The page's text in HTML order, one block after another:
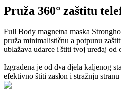
Pruža 360° zaštitu
Full Body magnetna maska
pruža minimalističnu a potpunu
ublažava udarce i štiti tvoj uređaj od
Izgrađena je od dva djela kaljenog
efektivno štiti zaslon i stražnju